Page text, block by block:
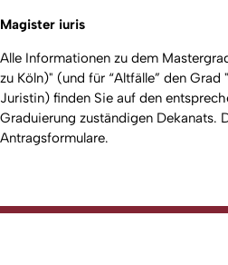
Magister iuris
Alle Informationen zu dem
zu Köln)" (und für “Altfälle” den
Juristin) finden Sie auf den
Graduierung zuständigen Dekanats.
Antragsformulare.